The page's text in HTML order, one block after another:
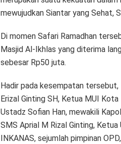
mewujudkan Siantar yang Sehat,
Di momen Safari Ramadhan
Masjid Al-Ikhlas yang diterima
sebesar Rp50 juta.
Hadir pada kesempatan
Erizal Ginting SH, Ketua MUI
Ustadz Sofian Han, mewakili
SMS Aprial M Rizal Ginting,
INKANAS, sejumlah pimpinan